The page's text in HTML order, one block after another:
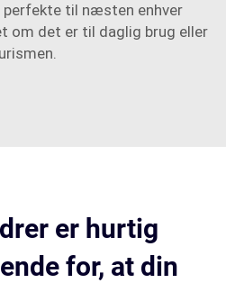
perfekte til næsten enhver
om det er til daglig brug eller
er hurtig
for, at din